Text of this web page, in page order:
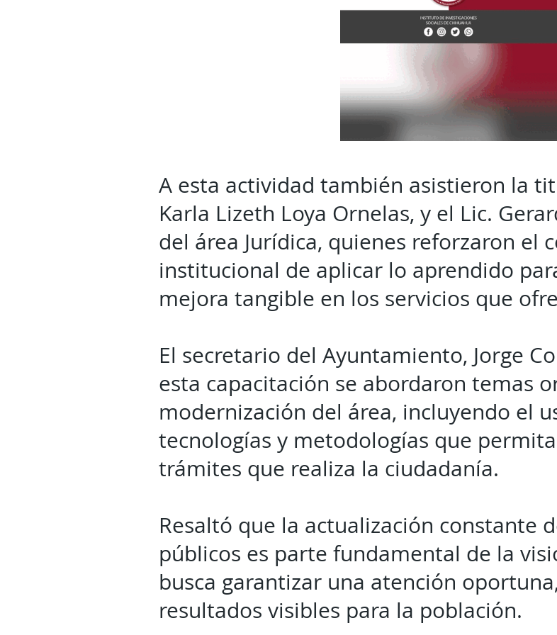
A esta actividad también asistieron la
Karla Lizeth Loya Ornelas, y el Lic.
del área Jurídica, quienes reforzaron el
institucional de aplicar lo aprendido
mejora tangible en los servicios que
El secretario del Ayuntamiento, Jorge
esta capacitación se abordaron temas
modernización del área, incluyendo el
tecnologías y metodologías que
trámites que realiza la ciudadanía.
Resaltó que la actualización constante
públicos es parte fundamental de la
busca garantizar una atención
resultados visibles para la población.